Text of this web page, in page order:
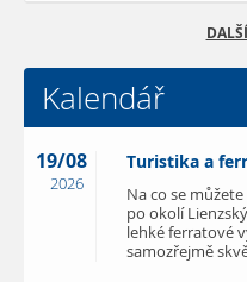
Kalendář
19/08
2026
Turistika a
Na co se
po okolí
lehké ferratové
samozřejmě